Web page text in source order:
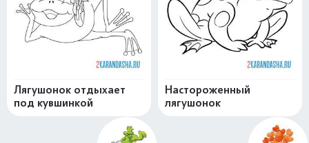
Лягушонок отдыхает
под кувшинкой
Настороженный
лягушонок